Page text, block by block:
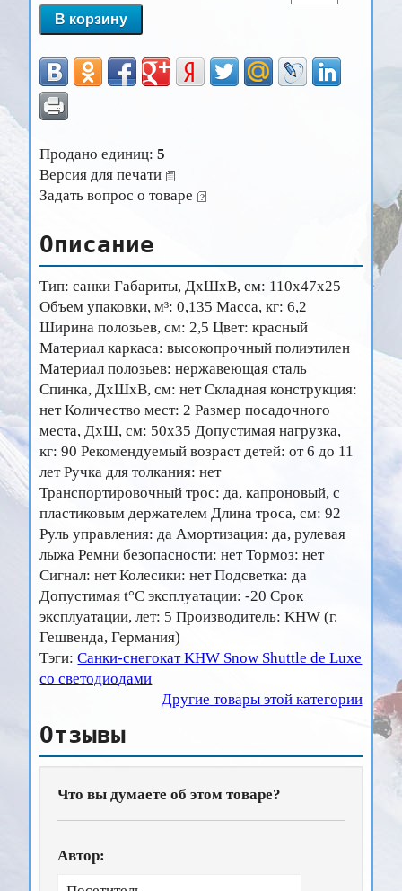
Продано единиц:5
Версия для печати
Задать вопрос о товаре
Описание
Тип: санки Габариты, ДхШхВ, см: 110х47х25
Объем упаковки, м³: 0,135 Масса, кг: 6,2
Ширина полозьев, см: 2,5 Цвет: красный
Материал каркаса: высокопрочный полиэтилен
Материал полозьев: нержавеющая сталь
Спинка, ДхШхВ, см: нет Складная конструкция:
нет Количество мест: 2 Размер посадочного
места, ДхШ, см: 50х35 Допустимая нагрузка,
кг: 90 Рекомендуемый возраст детей: от 6 до 11
лет Ручка для толкания: нет
Транспортировочный трос: да, капроновый, с
пластиковым держателем Длина троса, см: 92
Руль управления: да Амортизация: да, рулевая
лыжа Ремни безопасности: нет Тормоз: нет
Сигнал: нет Колесики: нет Подсветка: да
Допустимая t°C эксплуатации: -20 Срок
эксплуатации, лет: 5 Производитель: KHW (г.
Гешвенда, Германия)
Тэги:Санки-снегокат KHW Snow Shuttle de Luxe
со светодиодами
Другие товары этой категории
Отзывы
Что вы думаете об этом товаре?
Автор: